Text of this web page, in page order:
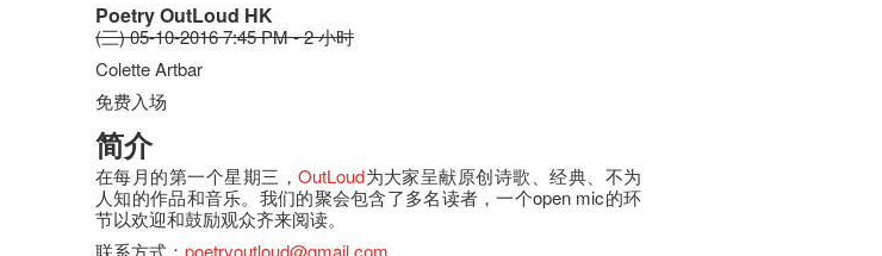
Poetry OutLoud HK
(三) 05-10-2016 7:45 PM - 2 小时
Colette Artbar
免费入场
简介
在每月的第一个星期三，OutLoud为大家呈献原创诗歌、经典、不为
人知的作品和音乐。我们的聚会包含了多名读者，一个open mic的环
节以欢迎和鼓励观众齐来阅读。
联系方式：poetryoutloud@gmail.com